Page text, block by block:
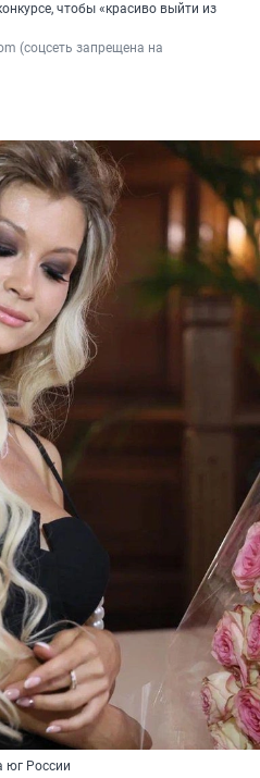
чтобы «красиво выйти из
(соцсеть запрещена на
юг России